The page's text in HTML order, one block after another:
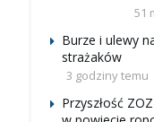
51
Burze i ulewy
strażaków
3 godziny temu
Przyszłość